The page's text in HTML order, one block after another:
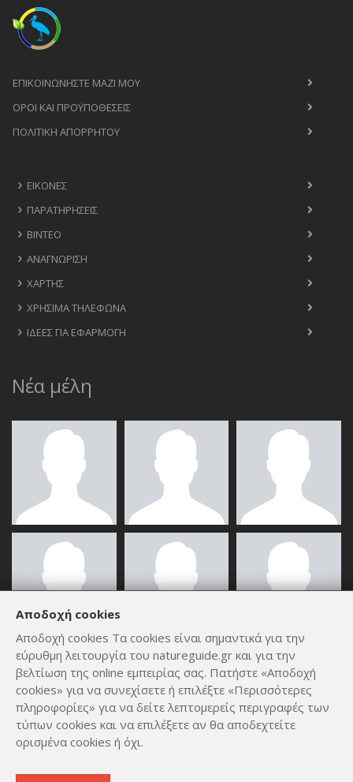
ΕΠΙΚΟΙΝΩΝΉΣΤΕ ΜΑΖΊ ΜΟΥ
ΟΡΟΙ ΚΑΙ ΠΡΟΫΠΟΘΈΣΕΙΣ
ΠΟΛΙΤΙΚΉ ΑΠΟΡΡΉΤΟΥ
ΕΙΚΌΝΕΣ
ΠΑΡΑΤΗΡΉΣΕΙΣ
ΒΊΝΤΕΟ
ΑΝΑΓΝΏΡΙΣΗ
ΧΆΡΤΗΣ
ΧΡΉΣΙΜΑ ΤΗΛΈΦΩΝΑ
ΙΔΈΕΣ ΓΙΑ ΕΦΑΡΜΟΓΉ
Νέα μέλη
ΟΛΑ ΤΑ ΜΈΛΗ
Copyright © 2012 - 2026
Αποδοχή cookies
Αποδοχή cookies Τα cookies είναι σημαντικά για την
εύρυθμη λειτουργία του natureguide.gr και για την
βελτίωση της online εμπειρίας σας. Πατήστε «Αποδοχή
cookies» για να συνεχίσετε ή επιλέξτε «Περισσότερες
πληροφορίες» για να δείτε λεπτομερείς περιγραφές των
τύπων cookies και να επιλέξετε αν θα αποδεχτείτε
ορισμένα cookies ή όχι.